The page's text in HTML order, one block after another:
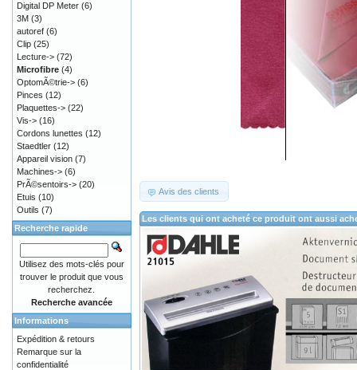
Avis des clients
Les clients qui ont acheté ce produit ont aussi
Digital DP Meter (6)
3M (3)
autoref (6)
Clip (25)
Lecture-> (72)
Microfibre (4)
OptomÃ©trie-> (6)
Pinces (12)
Plaquettes-> (22)
Vis-> (16)
Cordons lunettes (12)
Staedtler (12)
Appareil vision (7)
Machines-> (6)
PrÃ©sentoirs-> (20)
Etuis (10)
Outils (7)
Recherche rapide
Utilisez des mots-clés pour
trouver le produit que vous
recherchez.
Recherche avancée
Informations
Expédition & retours
Remarque sur la
confidentialité